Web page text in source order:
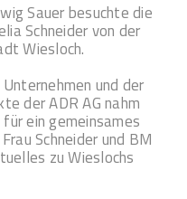
Sauer besuchte die
Schneider von der
Wiesloch.
und der
der ADR AG nahm
ein gemeinsames
Schneider und BM
zu Wieslochs